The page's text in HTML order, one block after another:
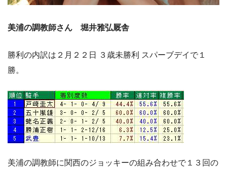
美浦の調教師さん 堀井雅弘厩舎
勝利の内訳は２月２２日 ３歳未勝利 スパーブデイで１
勝。
美浦の調教師に関西のジョッキーの組み合わせで１３回の